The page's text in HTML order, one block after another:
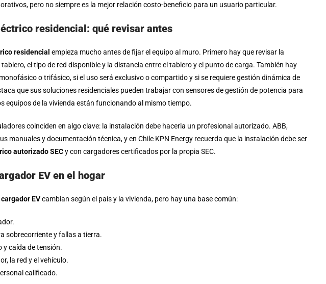
pero no siempre es la mejor relación costo-beneficio para un usuario particular.
residencial: qué revisar antes
residencial empieza mucho antes de fijar el equipo al muro. Primero hay que revisar la
el tipo de red disponible y la distancia entre el tablero y el punto de carga. También hay
o trifásico, si el uso será exclusivo o compartido y si se requiere gestión dinámica de
que sus soluciones residenciales pueden trabajar con sensores de gestión de potencia para
equipos de la vivienda están funcionando al mismo tiempo.
coinciden en algo clave: la instalación debe hacerla un profesional autorizado. ABB,
manuales y documentación técnica, y en Chile KPN Energy recuerda que la instalación debe ser
autorizado SECy con cargadores certificados por la propia SEC.
EV en el hogar
EVcambian según el país y la vivienda, pero hay una base común:
sobrecorriente y fallas a tierra.
y caída de tensión.
la red y el vehículo.
calificado.